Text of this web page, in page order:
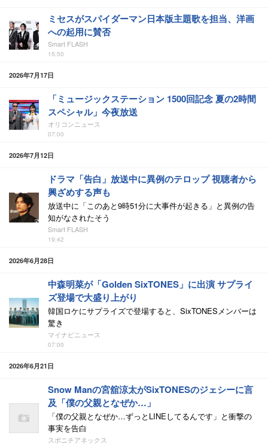
ミセスがスパイダーマン日本版主題歌を担当、洋画
への起用に賛否
Smart FLASH
15:50
2026年7月17日
「ミュージックステーション 1500回記念 夏の2時間
スペシャル」今夜放送
オリコンニュース
07:00
2026年7月12日
ドラマ「告白」放送中に異例のテロップ 視聴者から
興ざめする声も
放送中に「このあと9時51分に大事件が起きる」と異例の告
知がなされたそう
Smart FLASH
19:42
2026年6月28日
中森明菜が「Golden SixTONES」に出演 サプライ
ズ登場で大盛り上がり
韓国ロケにサプライズで登場すると、SixTONESメンバーは
驚き
マイナビニュース
07:00
2026年6月21日
Snow Manの宮舘涼太がSixTONESのジェシーに言
及「僕の父親となぜか…」
「僕の父親となぜか…ずっとLINEしてるんです」と衝撃の
事実を告白
スポニチアネックス